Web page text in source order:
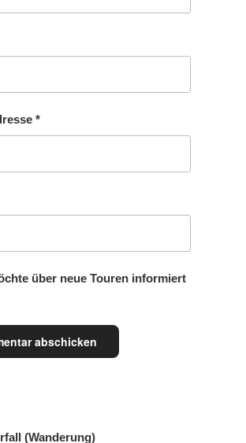
*
über neue Touren informiert
(Wanderung)